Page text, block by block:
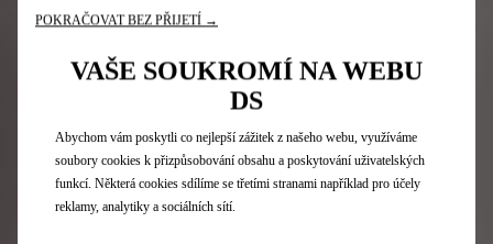
N°7
Služby
POKRAČOVAT BEZ PŘIJETÍ →
VAŠE SOUKROMÍ NA WEBU
DS
Abychom vám poskytli co nejlepší zážitek z našeho webu, využíváme
soubory cookies k přizpůsobování obsahu a poskytování uživatelských
funkcí. Některá cookies sdílíme se třetími stranami například pro účely
reklamy, analytiky a sociálních sítí.